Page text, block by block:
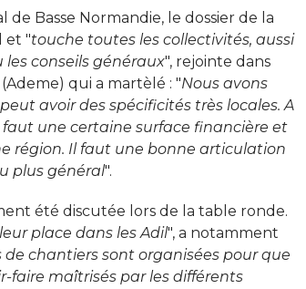
Basse Normandie, le dossier de la
et "touche toutes les collectivités, aussi
conseils généraux", rejointe dans
qui a martèlé : "Nous avons
avoir des spécificités très locales. A
une certaine surface financière et
région. Il faut une bonne articulation
plus général".
été discutée lors de la table ronde.
place dans les Adil", a notamment
de chantiers sont organisées pour que
faire maîtrisés par les différents